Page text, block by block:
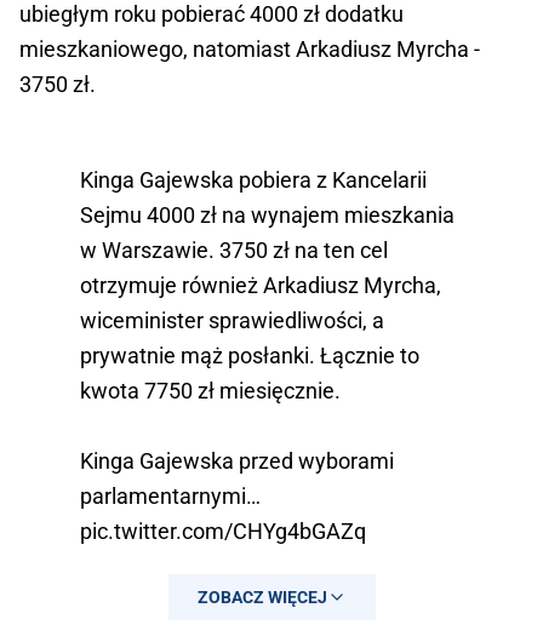
ubiegłym roku pobierać 4000 zł dodatku
mieszkaniowego, natomiast Arkadiusz Myrcha -
3750 zł.
Kinga Gajewska pobiera z Kancelarii
Sejmu 4000 zł na wynajem mieszkania
w Warszawie. 3750 zł na ten cel
otrzymuje również Arkadiusz Myrcha,
wiceminister sprawiedliwości, a
prywatnie mąż posłanki. Łącznie to
kwota 7750 zł miesięcznie.
Kinga Gajewska przed wyborami
parlamentarnymi…
pic.twitter.com/CHYg4bGAZq
ZOBACZ WIĘCEJ